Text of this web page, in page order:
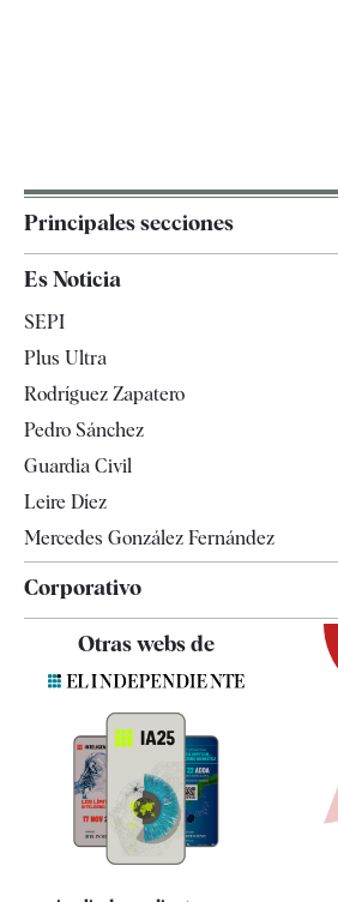
Principales secciones
España
Televisión
Es Noticia
SEPI
Plus Ultra
Rodríguez Zapatero
Pedro Sánchez
Guardia Civil
Leire Díez
Mercedes González Fernández
Corporativo
Contacto
Quiénes somos
Especificaciones
Otras webs de